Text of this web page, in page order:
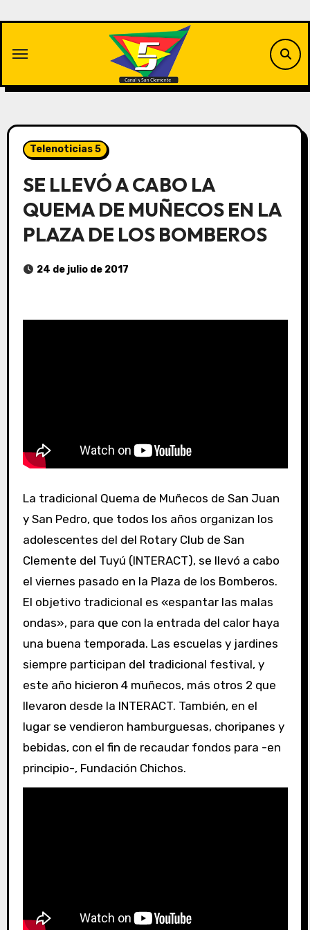
contenido
Telenoticias 5
SE LLEVÓ A CABO LA
QUEMA DE MUÑECOS EN LA
PLAZA DE LOS BOMBEROS
24 de julio de 2017
La tradicional Quema de Muñecos de San Juan
y San Pedro, que todos los años organizan los
adolescentes del del Rotary Club de San
Clemente del Tuyú (INTERACT), se llevó a cabo
el viernes pasado en la Plaza de los Bomberos.
El objetivo tradicional es «espantar las malas
ondas», para que con la entrada del calor haya
una buena temporada. Las escuelas y jardines
siempre participan del tradicional festival, y
este año hicieron 4 muñecos, más otros 2 que
llevaron desde la INTERACT. También, en el
lugar se vendieron hamburguesas, choripanes y
bebidas, con el fin de recaudar fondos para -en
principio-, Fundación Chichos.